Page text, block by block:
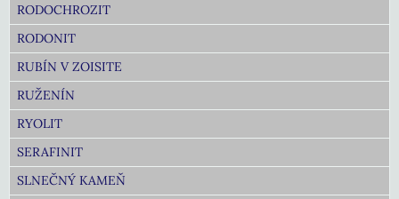
RODOCHROZIT
RODONIT
RUBÍN V ZOISITE
RUŽENÍN
RYOLIT
SERAFINIT
SLNEČNÝ KAMEŇ